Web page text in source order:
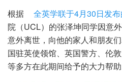
根据 全英学联于4月30日发
院（UCL）的张泽坤同学因意
意外离世，向他的家人和朋友
国驻英使领馆、英国警方、伦
等多方在此期间给予的大力帮助